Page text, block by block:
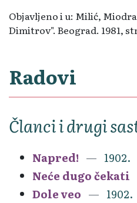
Objavljeno i u: Milić,
Dimitrov". Beograd. 1981,
Radovi
Članci i drugi
Napred!
1902.
Neće dugo čekati
Dole veo
1902.